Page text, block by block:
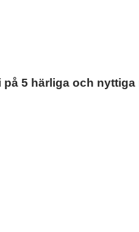
5 härliga och nyttiga